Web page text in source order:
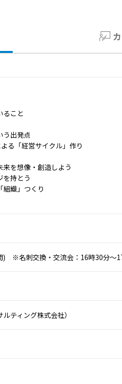
ること
う出発点
る「経営サイクル」作り
来を想像・創造しよう
を持とう
組織」つくり
) ※名刺交換・交流会：16時30分～
ティング株式会社）